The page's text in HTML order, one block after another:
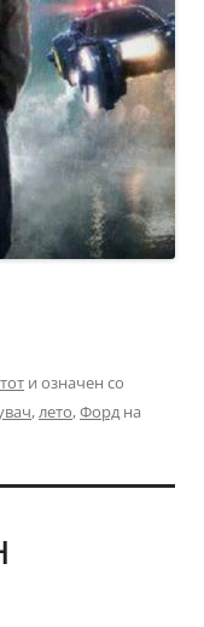
и означен со
,лето,Фордна